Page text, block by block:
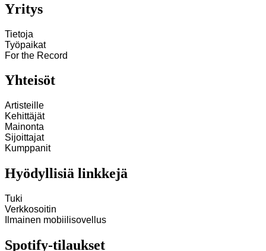
Yritys
Tietoja
Työpaikat
For the Record
Yhteisöt
Artisteille
Kehittäjät
Mainonta
Sijoittajat
Kumppanit
Hyödyllisiä linkkejä
Tuki
Verkkosoitin
Ilmainen mobiilisovellus
Spotify-tilaukset